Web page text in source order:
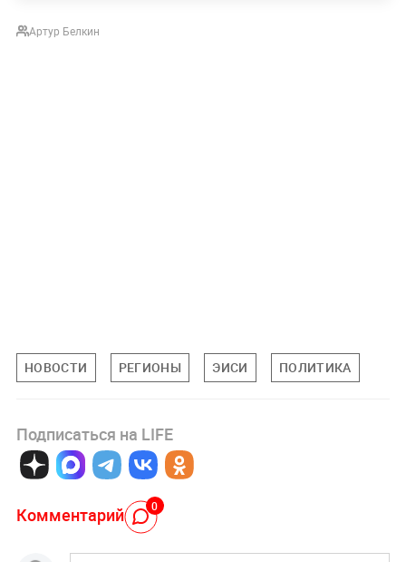
Артур Белкин
НОВОСТИ РЕГИОНЫ ЭИСИ ПОЛИТИКА
Подписаться на LIFE
Комментарий 0